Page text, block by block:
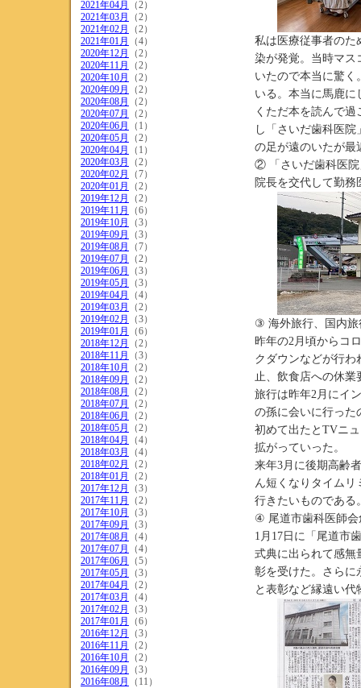
2021年04月
（2）
2021年03月
（2）
2021年02月
（2）
2021年01月
（4）
2020年12月
（2）
2020年11月
（2）
2020年10月
（2）
2020年09月
（2）
2020年08月
（2）
2020年07月
（2）
2020年06月
（1）
2020年05月
（2）
2020年04月
（1）
2020年03月
（2）
2020年02月
（7）
2020年01月
（2）
2019年12月
（2）
2019年11月
（6）
2019年10月
（3）
2019年09月
（3）
2019年08月
（7）
2019年07月
（2）
2019年06月
（3）
2019年05月
（3）
2019年04月
（4）
2019年03月
（2）
2019年02月
（3）
2019年01月
（6）
2018年12月
（2）
2018年11月
（3）
2018年10月
（2）
2018年09月
（2）
2018年08月
（2）
2018年07月
（2）
2018年06月
（2）
2018年05月
（2）
2018年04月
（4）
2018年03月
（4）
2018年02月
（2）
2018年01月
（2）
2017年12月
（3）
2017年11月
（2）
2017年10月
（3）
2017年09月
（3）
2017年08月
（4）
2017年07月
（4）
2017年06月
（5）
2017年05月
（3）
2017年04月
（2）
2017年03月
（4）
2017年02月
（3）
2017年01月
（6）
2016年12月
（3）
2016年11月
（2）
2016年10月
（2）
2016年09月
（3）
2016年08月
（11）
私は医療従事者のた
染が発覚。当時マス
いたので本当に驚く
いる。本当に馬鹿に
くただ本を読んで
し「さいだ歯科医
の足が遠のいたが最
② 「さいだ歯科医院
院長を交代して勤
③ 海外旅行、国内旅
昨年の2月頃からコ
クダウンなどが行わ
止、飲食店への休業
旅行は昨年2月にイ
の孫に会いに行った
初めて出たとTVニ
拡がっていった。
来年3月に後期高齢
ん短くなりタイムリ
行きたいものである
④ 尾道市歯科医師会
1月17日に「尾道市
式典に出られて感無
彰を受けた。さらに
と表彰など縁遠い